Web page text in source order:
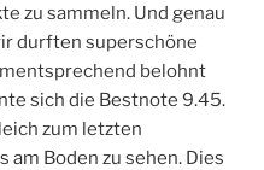
zu sammeln. Und genau
durften superschöne
belohnt
sich die Bestnote 9.45.
zum letzten
Boden zu sehen. Dies